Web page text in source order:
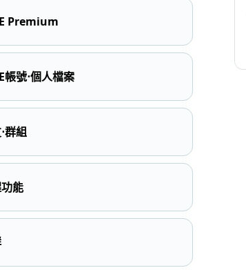
Premium
帳號⋅個人檔案
群組
能